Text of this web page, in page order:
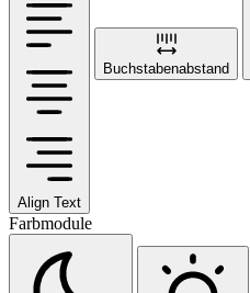
Align Text
Buchstabenabstand
Farbmodule